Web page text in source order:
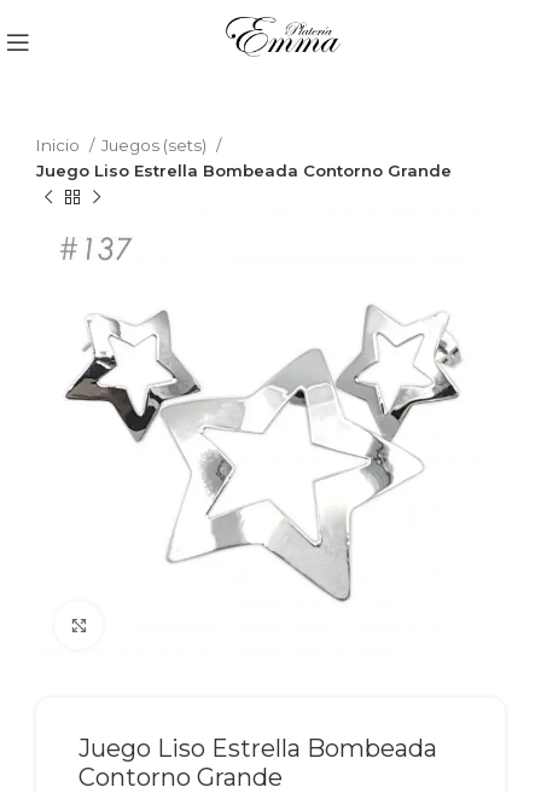
Inicio
Juegos (sets)
Juego Liso Estrella Bombeada Contorno Grande
Juego Liso Estrella Bombeada
Contorno Grande